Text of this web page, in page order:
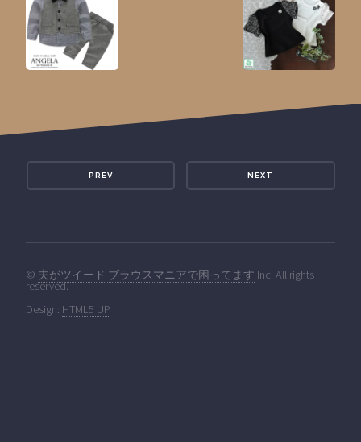
PREV NEXT
© 夫がツイード ブラウスマニアで困ってます Inc. All rights
reserved.
Design: HTML5 UP